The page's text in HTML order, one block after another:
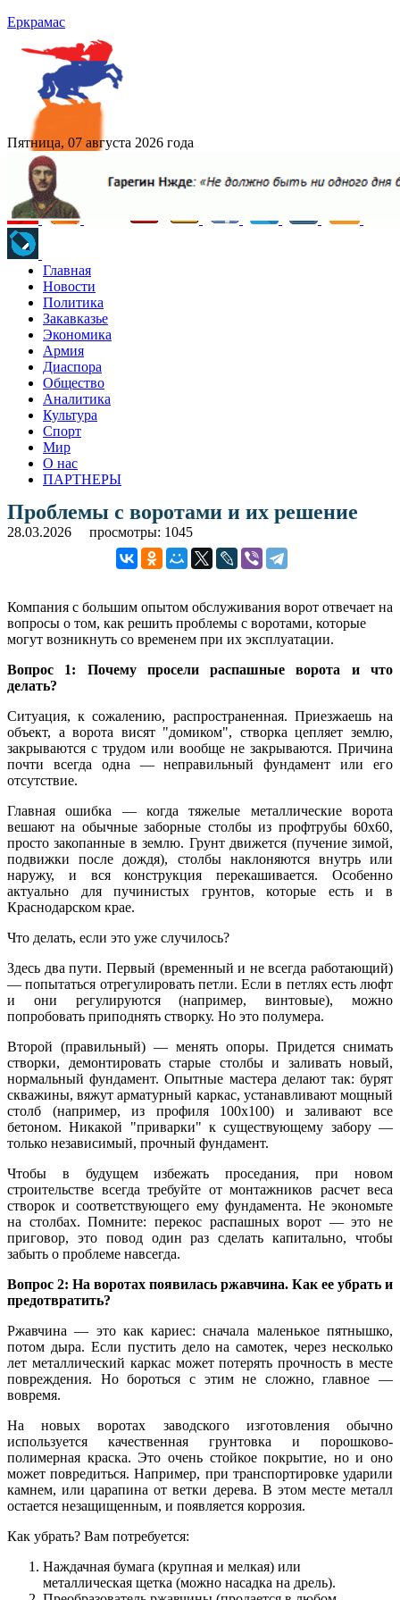
Еркрамас
Пятница, 07 августа 2026 года
Главная
Новости
Политика
Закавказье
Экономика
Армия
Диаспора
Общество
Аналитика
Культура
Спорт
Мир
О нас
ПАРТНЕРЫ
Проблемы с воротами и их решение
28.03.2026 просмотры: 1045
Компания с большим опытом обслуживания ворот отвечает на
вопросы о том, как решить проблемы с воротами, которые
могут возникнуть со временем при их эксплуатации.
Вопрос 1: Почему просели распашные ворота и что
делать?
Ситуация, к сожалению, распространенная. Приезжаешь на
объект, а ворота висят "домиком", створка цепляет землю,
закрываются с трудом или вообще не закрываются. Причина
почти всегда одна — неправильный фундамент или его
отсутствие.
Главная ошибка — когда тяжелые металлические ворота
вешают на обычные заборные столбы из профтрубы 60х60,
просто закопанные в землю. Грунт движется (пучение зимой,
подвижки после дождя), столбы наклоняются внутрь или
наружу, и вся конструкция перекашивается. Особенно
актуально для пучинистых грунтов, которые есть и в
Краснодарском крае.
Что делать, если это уже случилось?
Здесь два пути. Первый (временный и не всегда работающий)
— попытаться отрегулировать петли. Если в петлях есть люфт
и они регулируются (например, винтовые), можно
попробовать приподнять створку. Но это полумера.
Второй (правильный) — менять опоры. Придется снимать
створки, демонтировать старые столбы и заливать новый,
нормальный фундамент. Опытные мастера делают так: бурят
скважины, вяжут арматурный каркас, устанавливают мощный
столб (например, из профиля 100х100) и заливают все
бетоном. Никакой "приварки" к существующему забору —
только независимый, прочный фундамент.
Чтобы в будущем избежать проседания, при новом
строительстве всегда требуйте от монтажников расчет веса
створок и соответствующего ему фундамента. Не экономьте
на столбах. Помните: перекос распашных ворот — это не
приговор, это повод один раз сделать капитально, чтобы
забыть о проблеме навсегда.
Вопрос 2: На воротах появилась ржавчина. Как ее убрать и
предотвратить?
Ржавчина — это как кариес: сначала маленькое пятнышко,
потом дыра. Если пустить дело на самотек, через несколько
лет металлический каркас может потерять прочность в месте
повреждения. Но бороться с этим не сложно, главное —
вовремя.
На новых воротах заводского изготовления обычно
используется качественная грунтовка и порошково-
полимерная краска. Это очень стойкое покрытие, но и оно
может повредиться. Например, при транспортировке ударили
камнем, или царапина от ветки дерева. В этом месте металл
остается незащищенным, и появляется коррозия.
Как убрать? Вам потребуется:
Наждачная бумага (крупная и мелкая) или
металлическая щетка (можно насадка на дрель).